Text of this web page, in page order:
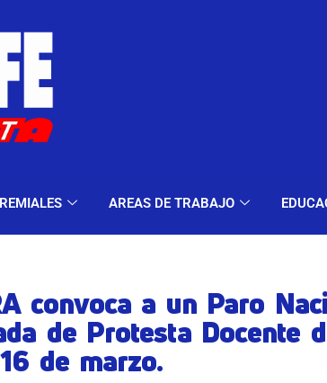
AREAS DE TRABAJO
Y MODALIDADES GREMIALES
convoca a un Paro
de Protesta Docente
de marzo.